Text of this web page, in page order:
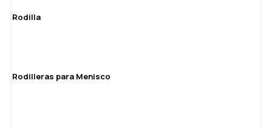
Rodilla
Rodilleras para Menisco